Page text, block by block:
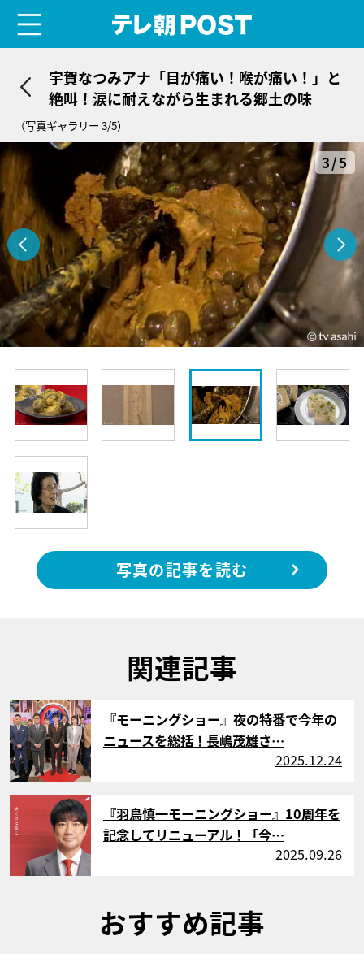
宇賀なつみアナ「目が痛い！喉が痛い！」と
絶叫！涙に耐えながら生まれる郷土の味
（写真ギャラリー 3/5）
3/5
写真の記事を読む
関連記事
サムネイル
『モーニングショー』夜の特番で今年の
ニュースを総括！長嶋茂雄さ…
2025.12.24
サムネイル
『羽鳥慎一モーニングショー』10周年を
記念してリニューアル！「今…
2025.09.26
おすすめ記事